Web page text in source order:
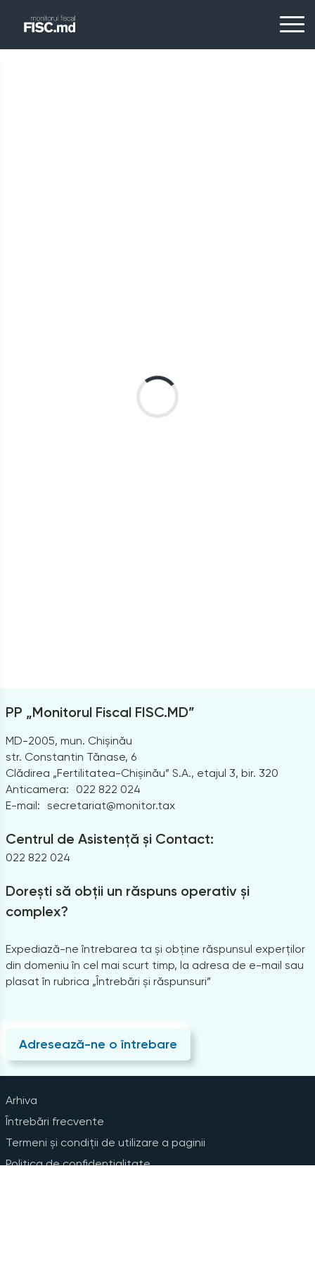
PP „Monitorul Fiscal FISC.MD”
MD-2005, mun. Chișinău
str. Constantin Tănase, 6
Clădirea „Fertilitatea-Chișinău” S.A., etajul 3, bir. 320
Anticamera:
022 822 024
E-mail: secretariat@monitor.tax
Centrul de Asistență și Contact:
022 822 024
Dorești să obții un răspuns operativ și
complex?
Expediază-ne întrebarea ta și obține răspunsul experților
din domeniu în cel mai scurt timp, la adresa de e-mail sau
plasat în rubrica „Întrebări și răspunsuri”
Adresează-ne o întrebare
Arhiva
Întrebări frecvente
Termeni și condiții de utilizare a paginii
Politica de confidențialitate